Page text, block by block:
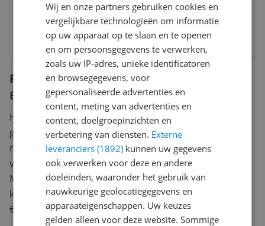
v.a. € 35,00 -9%
Bekijk product
Reviews
Er zijn nog geen reviews geschreven
Heb jij dit product in bezit en wil je graag je mening
geven? Start dan hieronder met het schrijven van je
review. Afhankelijk van de details duurt het schrijven
van een review gemiddeld tussen de 3 en 10 minuten.
Met jouw mening help je andere bezoekers een betere
keuze te maken én maak je iedere maand kans op
€250,-!
Klik hier voor de actievoorwaarden.
Wij en onze partners gebruiken cookies en
vergelijkbare technologieën om informatie
op uw apparaat op te slaan en te openen
en om persoonsgegevens te verwerken,
zoals uw IP-adres, unieke identificatoren
en browsegegevens, voor
gepersonaliseerde advertenties en
content, meting van advertenties en
content, doelgroepinzichten en
verbetering van diensten. Externe
leveranciers (1892) kunnen uw gegevens
ook verwerken voor deze en andere
doeleinden, waaronder het gebruik van
nauwkeurige geolocatiegegevens en
apparaateigenschappen. Uw keuzes
gelden alleen voor deze website. Sommige